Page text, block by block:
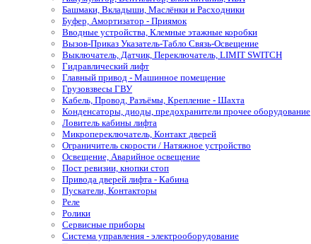
Башмаки, Вкладыши, Маслёнки и Расходники
Буфер, Амортизатор - Приямок
Вводные устройства, Клемные этажные коробки
Вызов-Приказ Указатель-Табло Связь-Освещение
Выключатель, Датчик, Переключатель, LIMIT SWITCH
Гидравлический лифт
Главный привод - Машинное помещение
Грузовзвесы ГВУ
Кабель, Провод, Разъёмы, Крепление - Шахта
Конденсаторы, диоды, предохранители прочее оборудование
Ловитель кабины лифта
Микропереключатель, Контакт дверей
Ограничитель скорости / Натяжное устройство
Освещение, Аварийное освещение
Пост ревизии, кнопки стоп
Привода дверей лифта - Кабина
Пускатели, Контакторы
Реле
Ролики
Сервисные приборы
Система управления - электрооборудование